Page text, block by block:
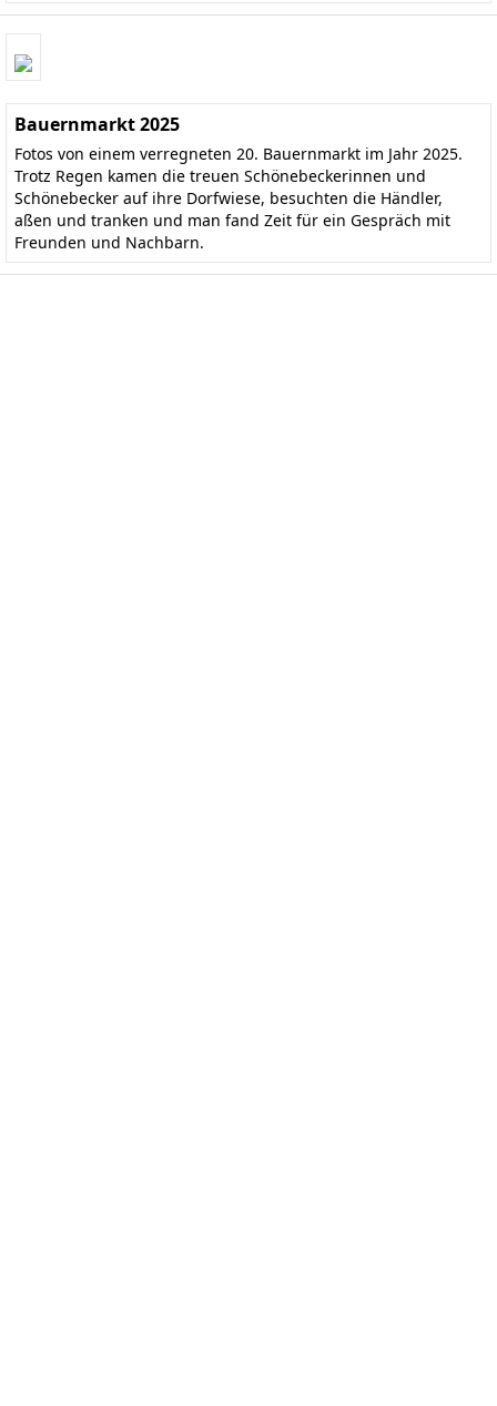
Bauernmarkt 2025
Fotos von einem verregneten 20. Bauernmarkt im Jahr 2025.
Trotz Regen kamen die treuen Schönebeckerinnen und
Schönebecker auf ihre Dorfwiese, besuchten die Händler,
aßen und tranken und man fand Zeit für ein Gespräch mit
Freunden und Nachbarn.